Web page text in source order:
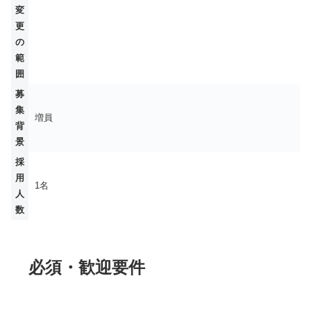
変
更
の
範
囲
募
集
背
景
増員
採
用
人
数
1名
必須・歓迎要件